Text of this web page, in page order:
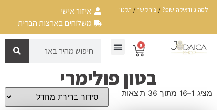
למה ג'ודאיקה שופ? / צור קשר/ תקנון
איזור אישי
משלוחים בארצות הברית
0
בטון פולימרי
מציג 1–16 מתוך 36 תוצאות